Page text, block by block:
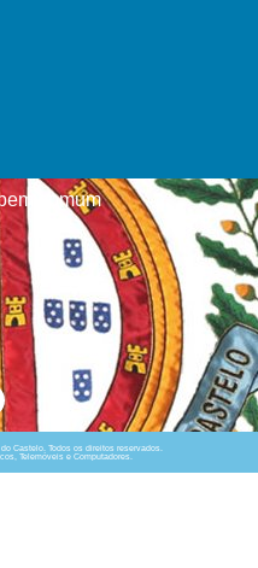
comum
Castelo. Todos os direitos reservados.
Telemóveis e Computadores.